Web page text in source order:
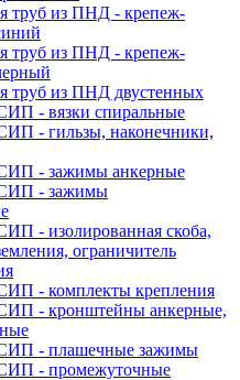
труб из ПНД - крепеж-
труб из ПНД - крепеж-
труб из ПНД двустенных
- вязки спиральные
- гильзы, наконечники,
- зажимы анкерные
- зажимы
- изолированная скоба,
ограничитель
- комплекты крепления
- кронштейны анкерные,
- плашечные зажимы
- промежуточные